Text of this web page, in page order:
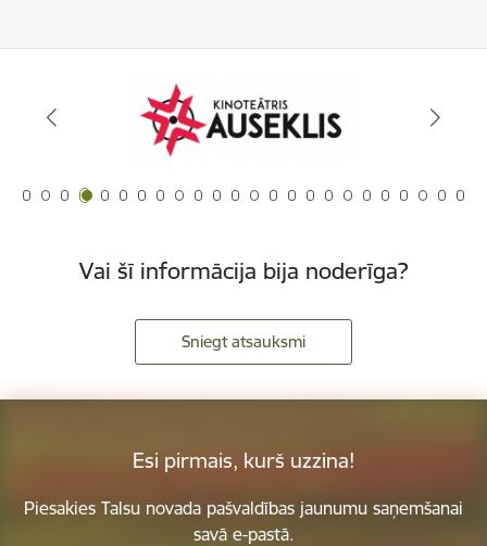
Vai šī informācija bija noderīga?
Sniegt atsauksmi
Esi pirmais, kurš uzzina!
Piesakies Talsu novada pašvaldības jaunumu saņemšanai
savā e-pastā.